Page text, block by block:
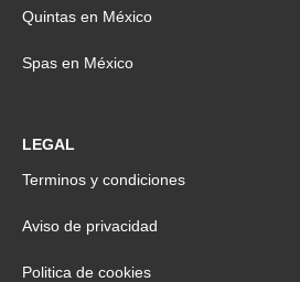
Quintas en México
Spas en México
LEGAL
Terminos y condiciones
Aviso de privacidad
Politica de cookies